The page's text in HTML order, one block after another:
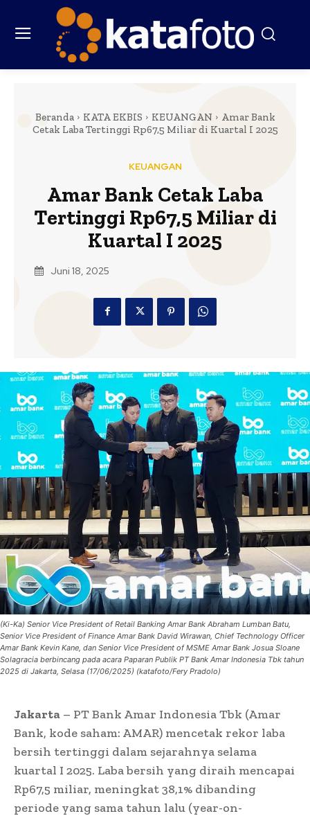
Beranda KATA EKBIS KEUANGAN
Amar Bank
Cetak Laba Tertinggi Rp67,5 Miliar di Kuartal I 2025
KEUANGAN
Amar Bank Cetak Laba
Tertinggi Rp67,5 Miliar di
Kuartal I 2025
Juni 18, 2025
(Ki-Ka) Senior Vice President of Retail Banking Amar Bank Abraham Lumban Batu,
Senior Vice President of Finance Amar Bank David Wirawan, Chief Technology Officer
Amar Bank Kevin Kane, dan Senior Vice President of MSME Amar Bank Josua Sloane
Solagracia berbincang pada acara Paparan Publik PT Bank Amar Indonesia Tbk tahun
2025 di Jakarta, Selasa (17/06/2025) (katafoto/Fery Pradolo)
Jakarta – PT Bank Amar Indonesia Tbk (Amar
Bank, kode saham: AMAR) mencetak rekor laba
bersih tertinggi dalam sejarahnya selama
kuartal I 2025. Laba bersih yang diraih mencapai
Rp67,5 miliar, meningkat 38,1% dibanding
periode yang sama tahun lalu (year-on-